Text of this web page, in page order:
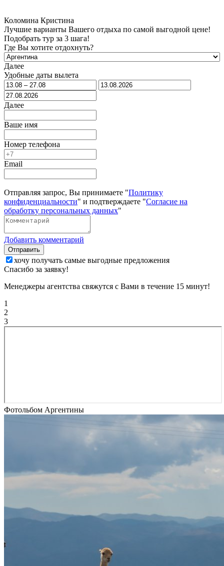
Коломина Кристина
Лучшие варианты Вашего отдыха по самой выгодной цене!
Подобрать тур за 3 шага!
Где Вы хотите отдохнуть?
Далее
Удобные даты вылета
Далее
Ваше имя
Номер телефона
Email
Отправляя запрос, Вы принимаете "Политику
конфиденциальности" и подтверждаете "Согласие на
обработку персональных данных"
Добавить комментарий
Отправить
хочу получать самые выгодные предложения
Спасибо за заявку!
Менеджеры агентства свяжутся с Вами в течение 15 минут!
1
2
3
Фотольбом Аргентины